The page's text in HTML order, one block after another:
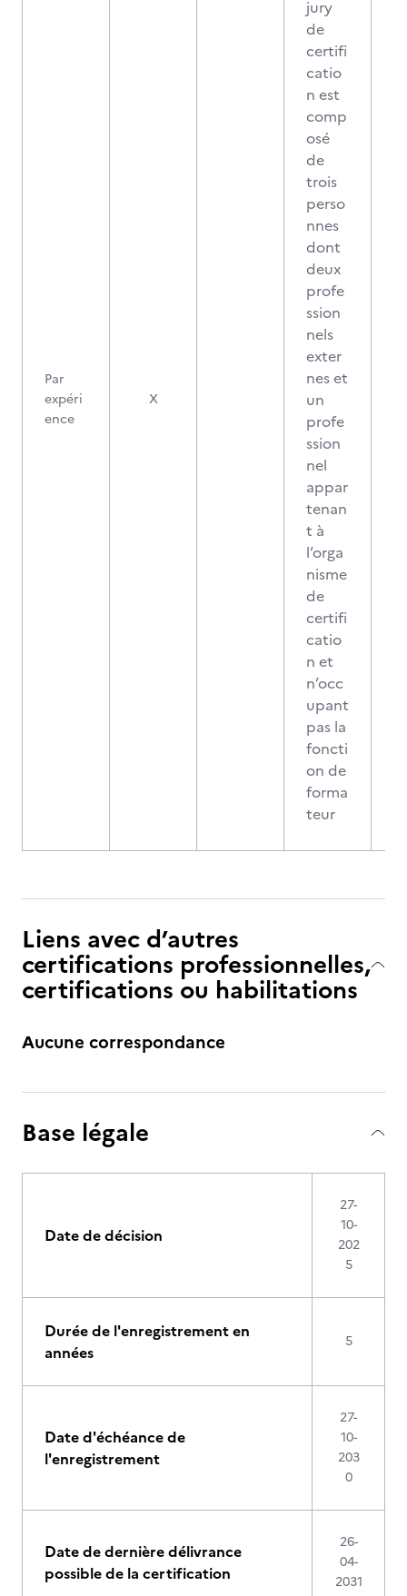
Par
expéri
ence
X
jury
de
certifi
catio
n est
comp
osé
de
trois
perso
nnes
dont
deux
profe
ssion
nels
exter
nes et
un
profe
ssion
nel
appar
tenan
t à
l’orga
nisme
de
certifi
catio
n et
n’occ
upant
pas la
foncti
on de
forma
teur
Liens avec d’autres
certifications professionnelles,
certifications ou habilitations
Aucune correspondance
Base légale
Date de décision
27-
10-
202
5
Durée de l'enregistrement en
années
5
Date d'échéance de
l'enregistrement
27-
10-
203
0
Date de dernière délivrance
possible de la certification
26-
04-
2031